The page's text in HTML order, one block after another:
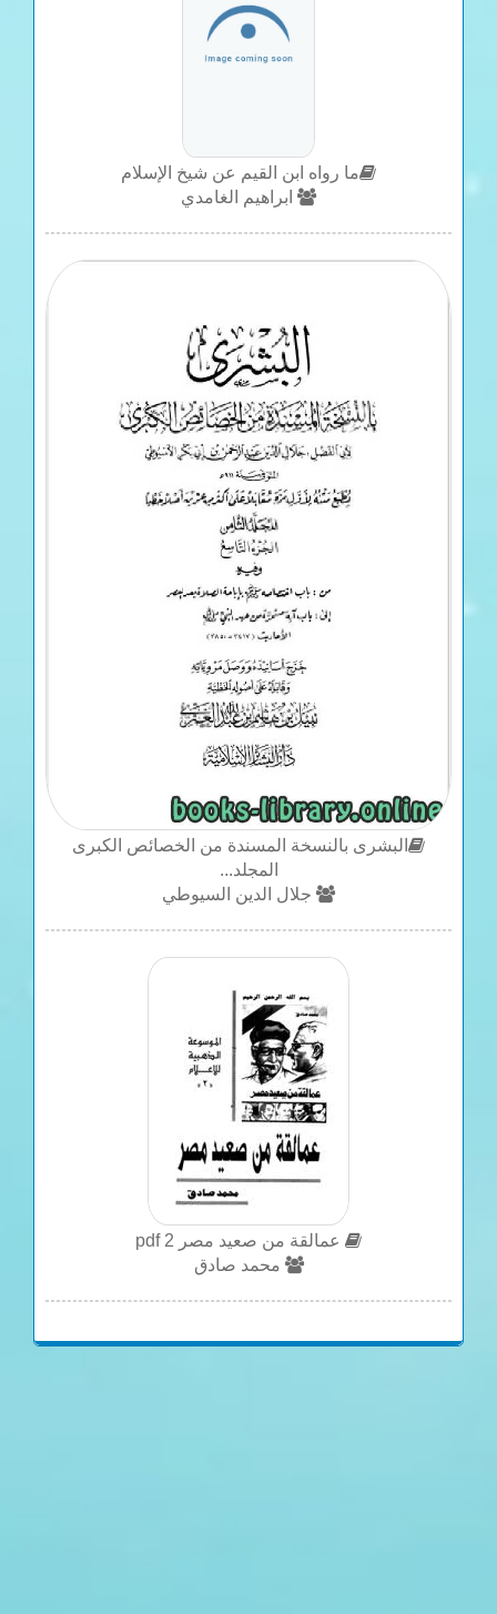
food to determine the effects on the human intestinal
ما رواه ابن القيم عن شيخ الإسلام
ابراهيم الغامدي
البشرى بالنسخة المسندة من الخصائص الكبرى
المجلد...
جلال الدين السيوطي
عمالقة من صعيد مصر 2 pdf
محمد صادق